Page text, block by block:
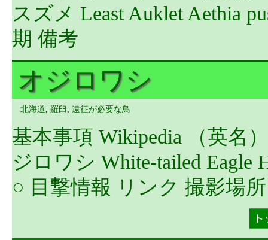
スズメ Least Auklet Aethia
期 備考
オジロワシ
北海道 羅臼 遠征が必要な鳥
基本事項 Wikipedia （英名
ジロワシ White-tailed
○ 目撃情報 リンク 撮影場